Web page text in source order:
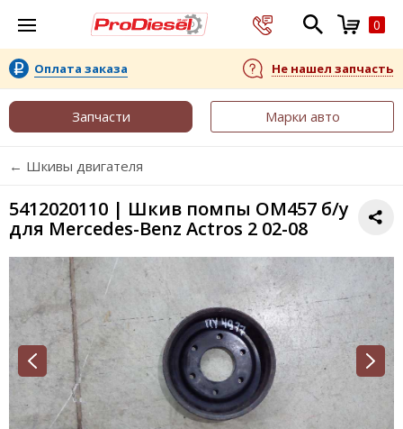
0
Оплата заказа Не нашел запчасть
Запчасти Марки авто
← Шкивы двигателя
5412020110 | Шкив помпы OM457 б/у
для Mercedes-Benz Actros 2 02-08